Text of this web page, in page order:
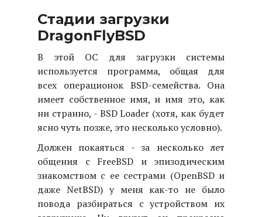
Стадии загрузки
DragonFlyBSD
В этой ОС для загрузки системы
используется программа, общая для
всех операционок BSD-семейства. Она
имеет собственное имя, и имя это, как
ни странно, - BSD Loader (хотя, как будет
ясно чуть позже, это несколько условно).
Должен покаяться - за несколько лет
общения с FreeBSD и эпизодическим
знакомством с ее сестрами (OpenBSD и
даже NetBSD) у меня как-то не было
повода разбираться с устройством их